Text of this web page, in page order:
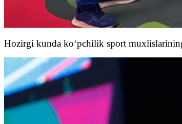
Hozirgi kunda ko‘pchilik sport